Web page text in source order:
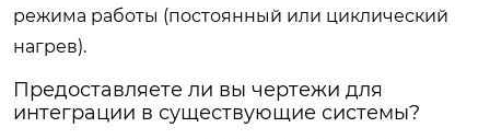
режима работы (постоянный или циклический
нагрев).
Предоставляете ли вы чертежи для
интеграции в существующие системы?